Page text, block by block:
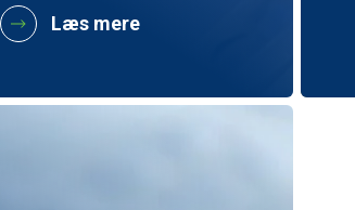
Læs mere